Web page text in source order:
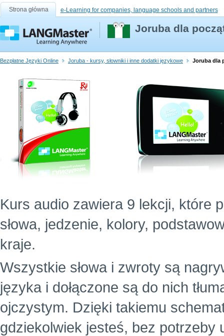
Strona główna e-Learning for companies, language schools and partners
Joruba dla
Bezpłatne Języki Online Joruba - kursy, słowniki i inne dodatki językowe Joruba dla
Kurs audio zawiera 9 lekcji, które
słowa, jedzenie, kolory,
kraje.
Wszystkie słowa i zwroty są
języka i dołączone są do nich
ojczystym. Dzięki takiemu
gdziekolwiek jesteś, bez potrzeby